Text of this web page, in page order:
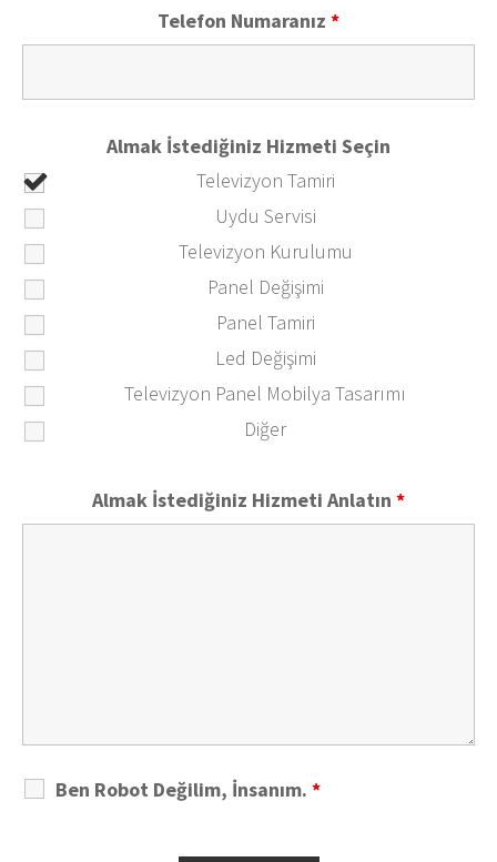
Telefon Numaranız *
Almak İstediğiniz Hizmeti Seçin
Televizyon Tamiri
Uydu Servisi
Televizyon Kurulumu
Panel Değişimi
Panel Tamiri
Led Değişimi
Televizyon Panel Mobilya Tasarımı
Diğer
Almak İstediğiniz Hizmeti Anlatın *
Ben Robot Değilim, İnsanım. *